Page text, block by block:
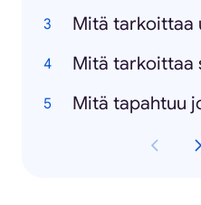
Mitä tarkoittaa
Mitä tarkoittaa